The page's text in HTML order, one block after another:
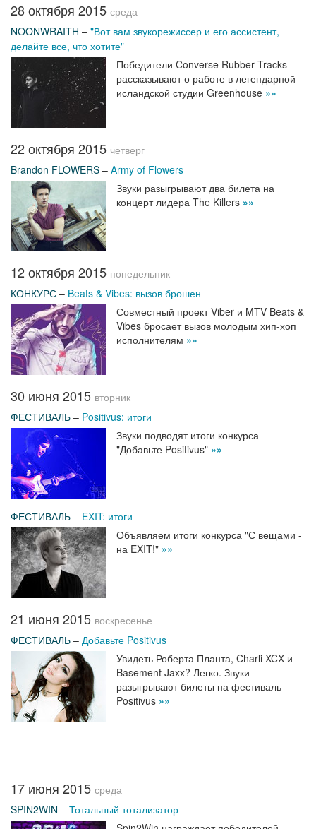
28 октября 2015 среда
NOONWRAITH – "Вот вам звукорежиссер и его ассистент,
делайте все, что хотите"
Победители Converse Rubber Tracks
рассказывают о работе в легендарной
исландской студии Greenhouse »»
22 октября 2015 четверг
Brandon FLOWERS – Army of Flowers
Звуки разыгрывают два билета на
концерт лидера The Killers »»
12 октября 2015 понедельник
КОНКУРС – Beats & Vibes: вызов брошен
Совместный проект Viber и MTV Beats &
Vibes бросает вызов молодым хип-хоп
исполнителям »»
30 июня 2015 вторник
ФЕСТИВАЛЬ – Positivus: итоги
Звуки подводят итоги конкурса
"Добавьте Positivus" »»
ФЕСТИВАЛЬ – EXIT: итоги
Объявляем итоги конкурса "С вещами -
на EXIT!" »»
21 июня 2015 воскресенье
ФЕСТИВАЛЬ – Добавьте Positivus
Увидеть Роберта Планта, Charli XCX и
Basement Jaxx? Легко. Звуки
разыгрывают билеты на фестиваль
Positivus »»
17 июня 2015 среда
SPIN2WIN – Тотальный тотализатор